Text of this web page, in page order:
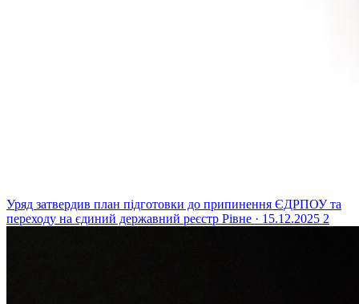
Уряд затвердив план підготовки до припинення ЄДРПОУ та
переходу на єдиний державний реєстр Рівне · 15.12.2025 2